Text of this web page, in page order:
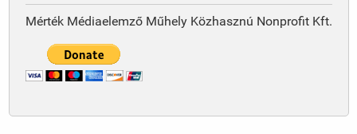
Mérték Médiaelemző Műhely Közhasznú Nonprofit Kft.